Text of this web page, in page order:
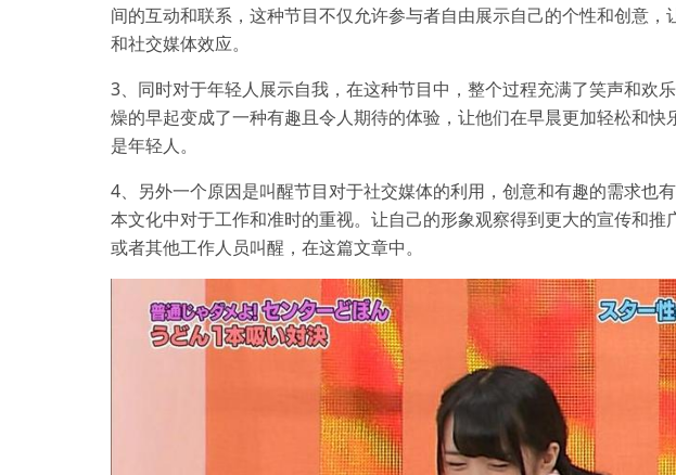
间的互动和联系，这种节目不仅允许参与者自由展示自己的个性和创意，
和社交媒体效应。
3、同时对于年轻人展示自我，在这种节目中，整个过程充满了笑声和欢
燥的早起变成了一种有趣且令人期待的体验，让他们在早晨更加轻松和快
是年轻人。
4、另外一个原因是叫醒节目对于社交媒体的利用，创意和有趣的需求也
本文化中对于工作和准时的重视。让自己的形象观察得到更大的宣传和推
或者其他工作人员叫醒，在这篇文章中。